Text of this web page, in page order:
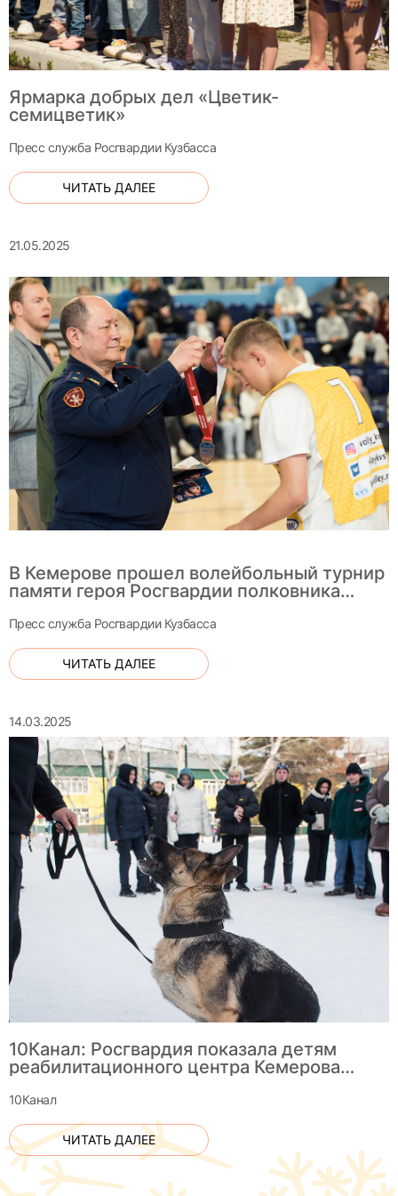
Ярмарка добрых дел «Цветик-
семицветик»
Пресс служба Росгвардии Кузбасса
ЧИТАТЬ ДАЛЕЕ
21.05.2025
В Кемерове прошел волейбольный турнир
памяти героя Росгвардии полковника
Пресс служба Росгвардии Кузбасса
ЧИТАТЬ ДАЛЕЕ
14.03.2025
10Канал: Росгвардия показала детям
реабилитационного центра Кемерова
10Канал
ЧИТАТЬ ДАЛЕЕ